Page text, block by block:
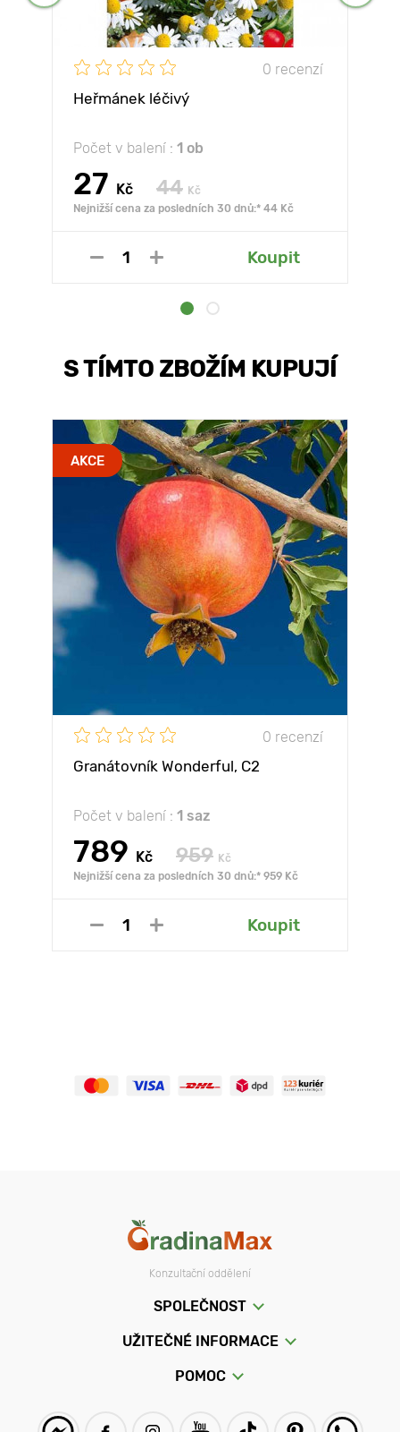
0 recenzí
Heřmánek léčivý
Počet v balení : 1 ob
27 Kč 44 Kč
Nejnižší cena za posledních 30 dnů:* 44 Kč
Koupit
S TÍMTO ZBOŽÍM KUPUJÍ
AKCE
0 recenzí
Granátovník Wonderful, С2
Počet v balení : 1 saz
789 Kč 959 Kč
Nejnižší cena za posledních 30 dnů:* 959 Kč
Koupit
Konzultační oddělení
SPOLEČNOST
UŽITEČNÉ INFORMACE
POMOC